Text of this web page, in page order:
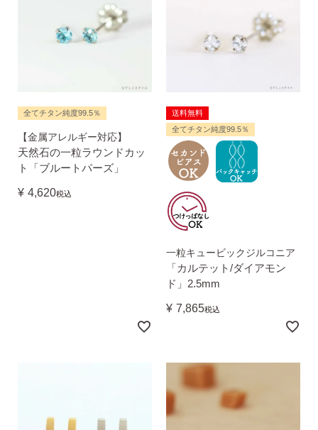
季節ごとにリボンのカラーが変わる「特性ピアスケース」
に「お渡し用バック」と季節に合わせた「メッセージカー
ド」を同封いたします。
詳しく見る
フォローしてみてください。
全てチタン純度99.5％
【金属アレルギー対応】
天然石の一粒ラウンドカッ
ト「ブルートパーズ」
¥ 4,620税込
送料無料
全てチタン純度99.5％
一粒キュービックジルコニア
「カルテット/ダイアモン
ド」2.5mm
¥ 7,865税込